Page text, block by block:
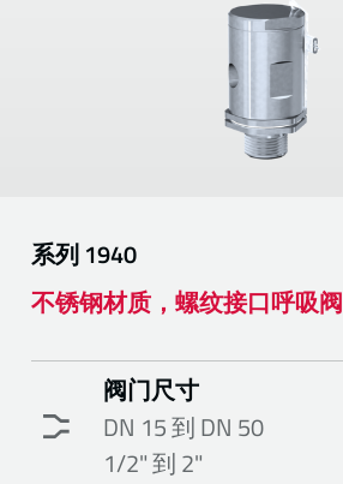
系列1940
不锈钢材质，螺纹接口呼吸阀
阀门尺寸
DN 15 到 DN 50
1/2" 到 2"